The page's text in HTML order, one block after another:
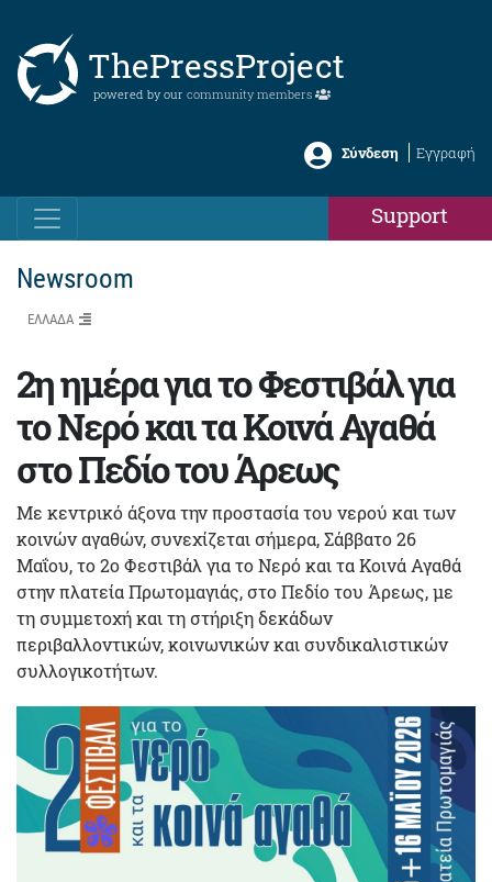
ThePressProject
powered by our community members
Σύνδεση Εγγραφή
Support
Newsroom
ΕΛΛΑΔΑ
2η ημέρα για το Φεστιβάλ για
το Νερό και τα Κοινά Αγαθά
στο Πεδίο του Άρεως
Με κεντρικό άξονα την προστασία του νερού και των
κοινών αγαθών, συνεχίζεται σήμερα, Σάββατο 26
Μαΐου, το 2ο Φεστιβάλ για το Νερό και τα Κοινά Αγαθά
στην πλατεία Πρωτομαγιάς, στο Πεδίο του Άρεως, με
τη συμμετοχή και τη στήριξη δεκάδων
περιβαλλοντικών, κοινωνικών και συνδικαλιστικών
συλλογικοτήτων.